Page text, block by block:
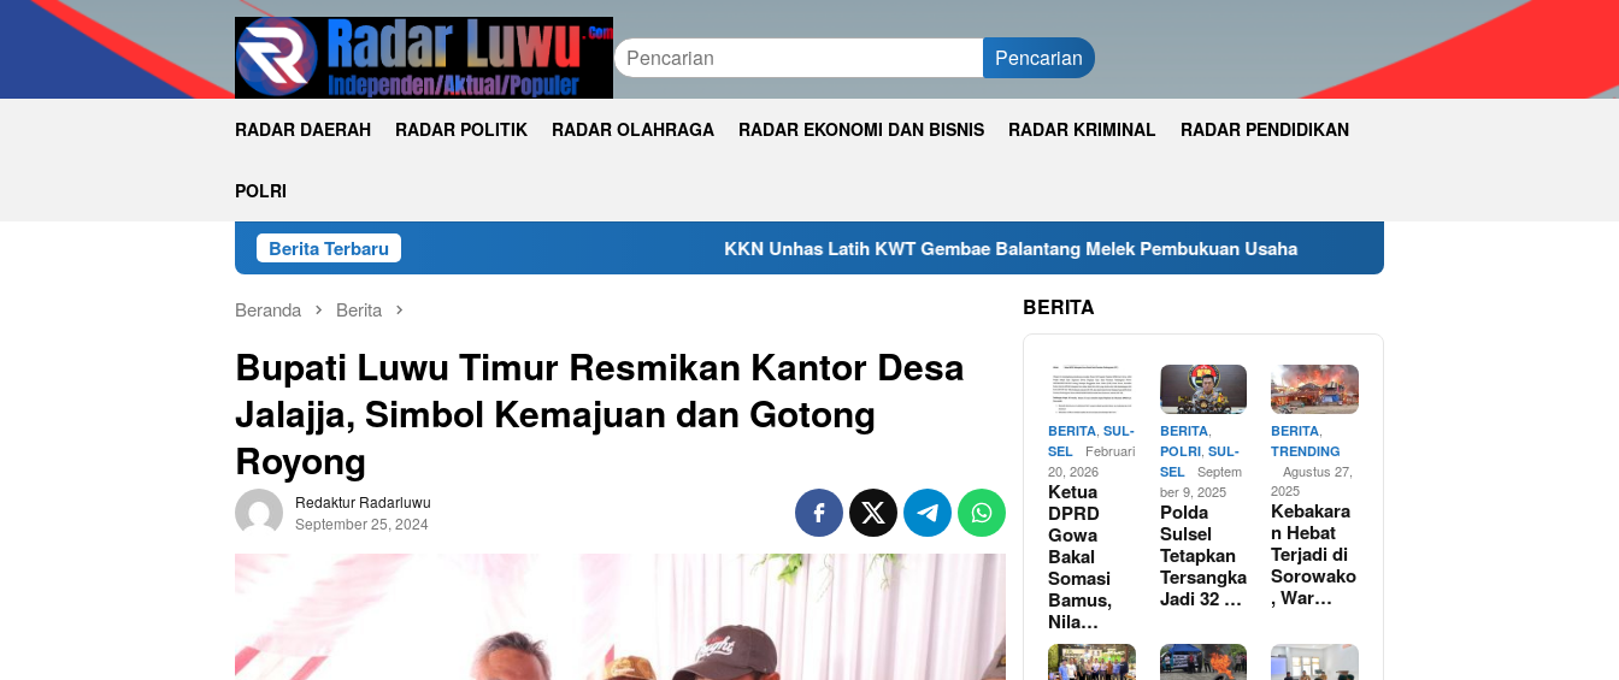
Loncat
Pencarian
RADAR DAERAH RADAR POLITIK RADAR OLAHRAGA RADAR EKONOMI DAN BISNIS RADAR KRIMINAL RADAR PENDIDIKAN
POLRI
Berita Terbaru KKN Unhas Latih KWT Gembae Balantang Melek Pembukuan Usaha Wakapolres Luwu Timur Hadiri Rapat Paripurna
Beranda Berita
Bupati Luwu Timur Resmikan Kantor Desa
Jalajja, Simbol Kemajuan dan Gotong
Royong
Redaktur Radarluwu
September 25, 2024
BERITA
BERITA ,SUL-
SEL
Februari
20, 2026
Ketua
DPRD
Gowa
Bakal
Somasi
Bamus,
Nila…
BERITA,
POLRI, SUL-
SEL
Septem
ber 9, 2025
Polda
Sulsel
Tetapkan
Tersangka
Jadi 32 …
BERITA
TRENDING
Agustus 27,
2025
Kebakara
n Hebat
Terjadi di
Sorowako
, War…